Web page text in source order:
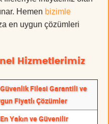
Hemen bizimle
en uygun çözümleri
Hizmetlerimiz
Filesi Garantili ve
Fiyatlı Çözümler
Yakın ve Güvenilir